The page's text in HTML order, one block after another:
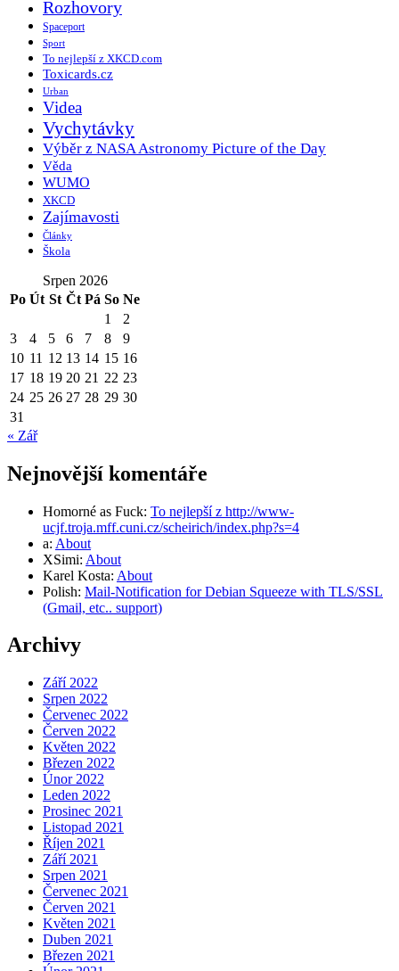
Rozhovory
Spaceport
Sport
To nejlepší z XKCD.com
Toxicards.cz
Urban
Videa
Vychytávky
Výběr z NASA Astronomy Picture of the Day
Věda
WUMO
XKCD
Zajímavosti
Články
Škola
Srpen 2026
Po Út St Čt Pá So Ne
1
2
3
4 5 6 7 8
9
10 11 12 13 14 15 16
17 18 19 20 21 22 23
24 25 26 27 28 29 30
31
« Zář
Nejnovější komentáře
Homorné as Fuck: To nejlepší z http://www-
ucjf.troja.mff.cuni.cz/scheirich/index.php?s=4
a: About
XSimi: About
Karel Kosta: About
Polish: Mail-Notification for Debian Squeeze with TLS/SSL
(Gmail, etc.. support)
Archivy
Září 2022
Srpen 2022
Červenec 2022
Červen 2022
Květen 2022
Březen 2022
Únor 2022
Leden 2022
Prosinec 2021
Listopad 2021
Říjen 2021
Září 2021
Srpen 2021
Červenec 2021
Červen 2021
Květen 2021
Duben 2021
Březen 2021